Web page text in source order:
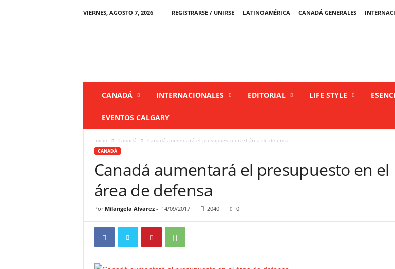
VIERNES, AGOSTO 7, 2026 REGISTRARSE / UNIRSE LATINOAMÉRICA CANADÁ GENERALES
CANADÁ INTERNACIONALES EDITORIAL LIFE STYLE
EVENTOS CALGARY
Inicio Canadá Canadá aumentará el presupuesto en el área de defensa
CANADÁ
Canadá aumentará el presupuesto en el
área de defensa
Por Milangela Alvarez- 14/09/2017 2040 0